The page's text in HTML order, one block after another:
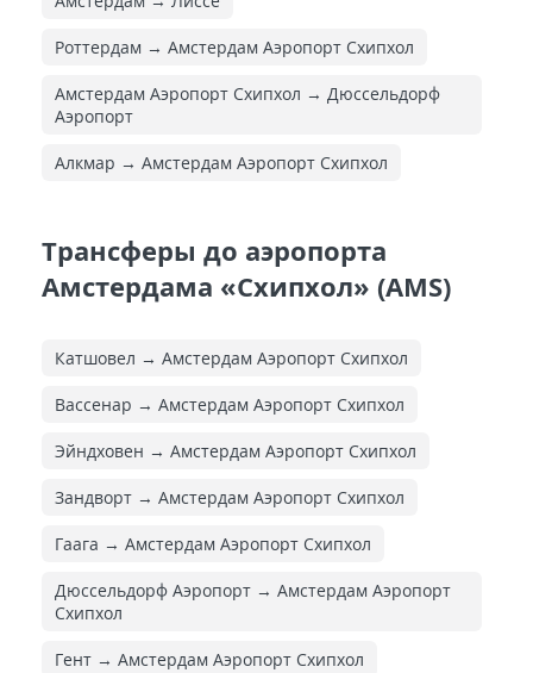
Роттердам → Амстердам Аэропорт Схипхол
Амстердам Аэропорт Схипхол → Дюссельдорф
Аэропорт
Алкмар → Амстердам Аэропорт Схипхол
Трансферы до аэропорта
Амстердама «Схипхол» (AMS)
Катшовел → Амстердам Аэропорт Схипхол
Вассенар → Амстердам Аэропорт Схипхол
Эйндховен → Амстердам Аэропорт Схипхол
Зандворт → Амстердам Аэропорт Схипхол
Гаага → Амстердам Аэропорт Схипхол
Дюссельдорф Аэропорт → Амстердам Аэропорт
Схипхол
Гент → Амстердам Аэропорт Схипхол